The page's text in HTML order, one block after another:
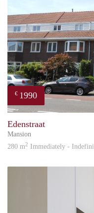
€ 1990
Edenstraat
Mansion
280 m2 Immediately -